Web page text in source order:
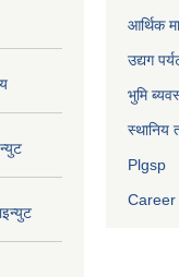
आर्थिक
उद्यग
भुमि
स्थानिय
Plgsp
Career